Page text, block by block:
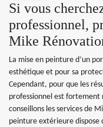
Si vous
professionnel,
Mike
La mise en peinture d’un
esthétique et pour sa
Cependant, pour que les
professionnel est fortement
conseillons les services de
peinture extérieure dispose